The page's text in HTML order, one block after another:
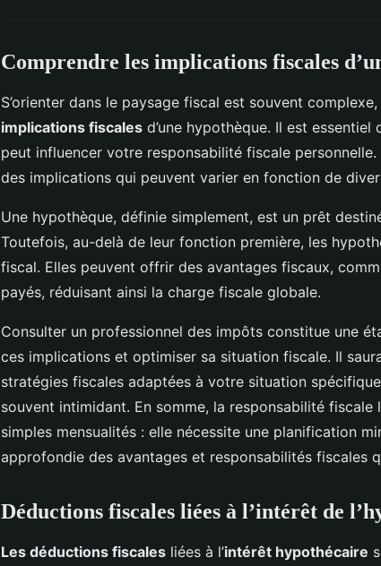
Comprendre les implications fiscales
S’orienter dans le paysage fiscal est souvent
implications fiscales d’une hypothèque. Il est
peut influencer votre responsabilité fiscale
des implications qui peuvent varier en fonction de
Une hypothèque, définie simplement, est un prêt
Toutefois, au-delà de leur fonction première, les
fiscal. Elles peuvent offrir des avantages fiscaux,
payés, réduisant ainsi la charge fiscale globale.
Consulter un professionnel des impôts constitue une
ces implications et optimiser sa situation fiscale. Il
stratégies fiscales adaptées à votre situation
souvent intimidant. En somme, la responsabilité
simples mensualités : elle nécessite une planification
approfondie des avantages et responsabilités fiscales
Déductions fiscales liées à l’intérêt de
Les déductions fiscales liées à l’intérêt hypothécaire